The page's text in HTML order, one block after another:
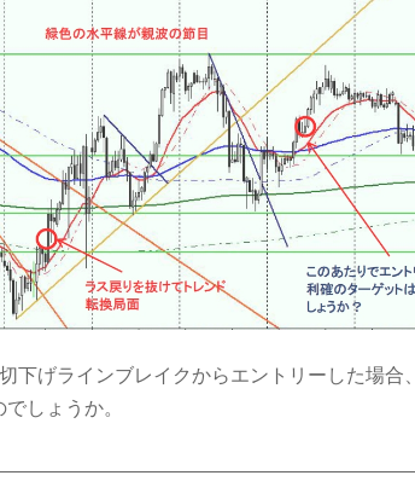
下げラインブレイクからエントリーした場合、
しょうか。